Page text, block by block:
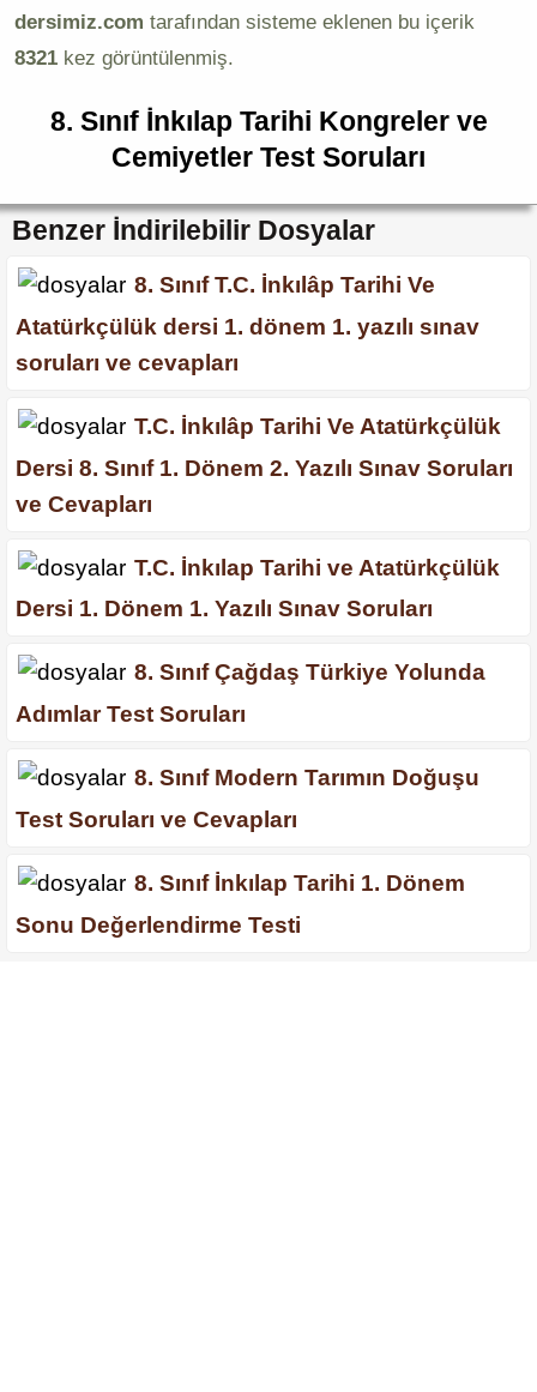
dersimiz.com tarafından sisteme eklenen bu içerik
8321 kez görüntülenmiş.
8. Sınıf İnkılap Tarihi Kongreler ve
Cemiyetler Test Soruları
Benzer İndirilebilir Dosyalar
8. Sınıf T.C. İnkılâp Tarihi Ve
Atatürkçülük dersi 1. dönem 1. yazılı sınav
soruları ve cevapları
T.C. İnkılâp Tarihi Ve Atatürkçülük
Dersi 8. Sınıf 1. Dönem 2. Yazılı Sınav Soruları
ve Cevapları
T.C. İnkılap Tarihi ve Atatürkçülük
Dersi 1. Dönem 1. Yazılı Sınav Soruları
8. Sınıf Çağdaş Türkiye Yolunda
Adımlar Test Soruları
8. Sınıf Modern Tarımın Doğuşu
Test Soruları ve Cevapları
8. Sınıf İnkılap Tarihi 1. Dönem
Sonu Değerlendirme Testi